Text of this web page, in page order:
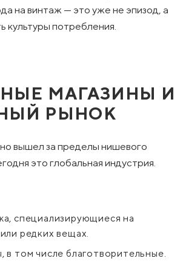
на винтаж — это уже не эпизод, а
культуры потребления.
МАГАЗИНЫ И
РЫНОК
вышел за пределы нишевого
это глобальная индустрия.
специализирующиеся на
редких вещах.
том числе благотворительные.